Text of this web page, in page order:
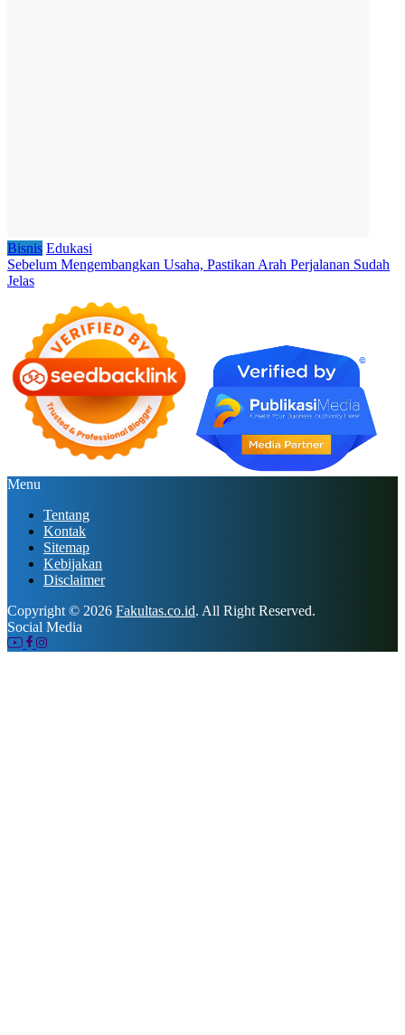
Bisnis Edukasi
Sebelum Mengembangkan Usaha, Pastikan Arah Perjalanan Sudah
Jelas
Menu
Tentang
Kontak
Sitemap
Kebijakan
Disclaimer
Copyright © 2026 Fakultas.co.id. All Right Reserved.
Social Media